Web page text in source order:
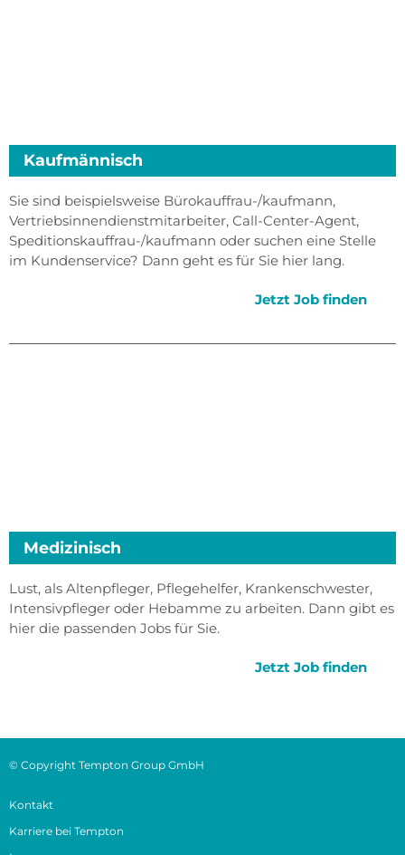
Kaufmännisch
Sie sind beispielsweise Bürokauffrau-/kaufmann,
Vertriebsinnendienstmitarbeiter, Call-Center-Agent,
Speditionskauffrau-/kaufmann oder suchen eine Stelle
im Kundenservice? Dann geht es für Sie hier lang.
Jetzt Job finden
Medizinisch
Lust, als Altenpfleger, Pflegehelfer, Krankenschwester,
Intensivpfleger oder Hebamme zu arbeiten. Dann gibt es
hier die passenden Jobs für Sie.
Jetzt Job finden
© Copyright Tempton Group GmbH
Kontakt
Karriere bei Tempton